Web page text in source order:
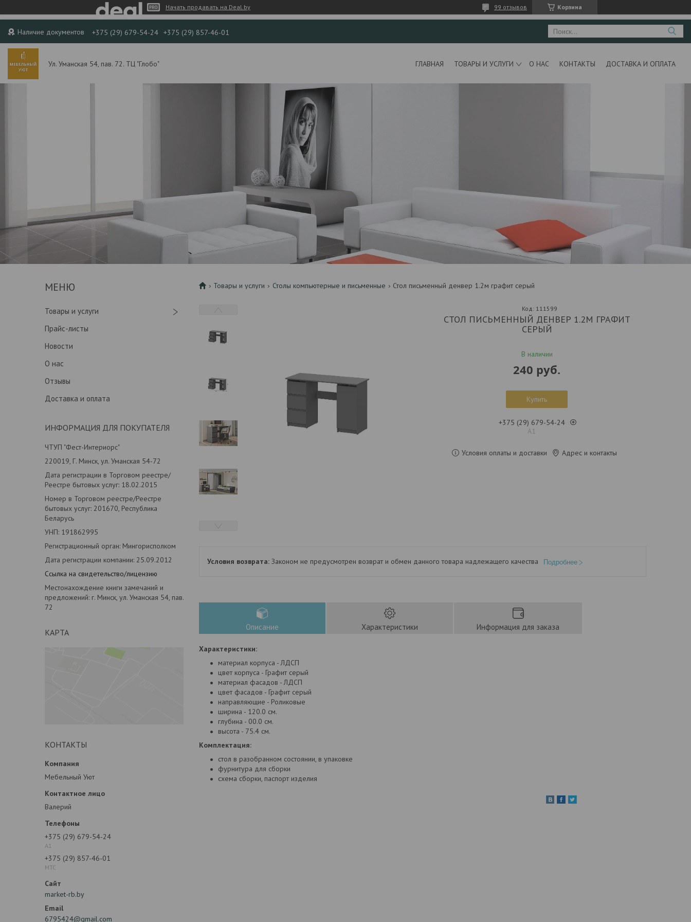
Начать продавать на Deal.by Корзина
99 отзывов
Наличие документов +375 (29) 679-54-24 +375 (29) 857-46-01
Ул. Уманская 54, пав. 72. ТЦ "Глобо" ГЛАВНАЯ ТОВАРЫ И УСЛУГИ О НАС КОНТАКТЫ ДОСТАВКА И ОПЛАТА
Товары и услуги
Прайс-листы
Новости
О нас
Отзывы
Доставка и оплата
ИНФОРМАЦИЯ ДЛЯ ПОКУПАТЕЛЯ
ЧТУП "Фест-Интериорс"
220019, Г. Минск, ул. Уманская 54-72
Дата регистрации в Торговом реестре/
Реестре бытовых услуг: 18.02.2015
Номер в Торговом реестре/Реестре
бытовых услуг: 201670, Республика
Беларусь
УНП: 191862995
Регистрационный орган: Мингорисполком
Дата регистрации компании: 25.09.2012
Ссылка на свидетельство/лицензию
Местонахождение книги замечаний и
предложений: г. Минск, ул. Уманская 54, пав.
72
КАРТА
КОНТАКТЫ
Мебельный Уют
Валерий
+375 (29) 679-54-24
А1
+375 (29) 857-46-01
МТС
market-rb.by
6795424@gmail.com
Товары и услуги Столы компьютерные и письменные Стол письменный денвер 1.2м графит серый
СТОЛ ПИСЬМЕННЫЙ ДЕНВЕР 1.2М ГРАФИТ
СЕРЫЙ
В наличии
Код: 111599
240 руб.
Купить
+375 (29) 679-54-24
А1
Условия оплаты и доставки Адрес и контакты
Законом не предусмотрен возврат и обмен данного товара надлежащего качества Подробнее
Описание Характеристики Информация для заказа
Характеристики:
материал корпуса - ЛДСП
цвет корпуса - Графит серый
материал фасадов - ЛДСП
цвет фасадов - Графит серый
направляющие - Роликовые
ширина - 120.0 см.
глубина - 00.0 см.
высота - 75.4 см.
Комплектация:
стол в разобранном состоянии, в упаковке
фурнитура для сборки
схема сборки, паспорт изделия